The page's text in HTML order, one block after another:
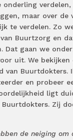
onderling
maar over de
te verdelen. Zo
Buurtzorg en
Dat gaan we
uit. We bekijken
van Buurtdokters.
en probeer
ligt
Zij
de neiging om